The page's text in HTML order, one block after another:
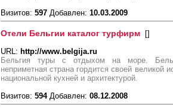
Визитов: 597 Добавлен: 10.03.2009
Отели Бельгии каталог турфирм []
URL: http://www.belgija.ru
Бельгия туры с отдыхом на море.
неприметная страна гордится своей великой
национальной кухней и архитектурой.
Визитов: 594Добавлен: 08.12.2008